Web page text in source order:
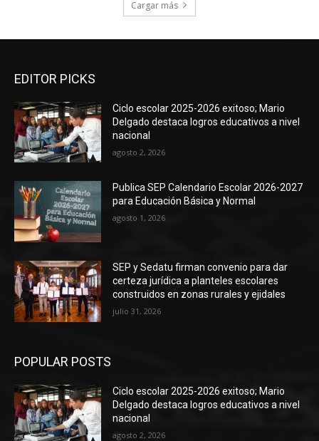
Cargar más
EDITOR PICKS
Ciclo escolar 2025-2026 exitoso; Mario
Delgado destaca logros educativos a nivel
nacional
agosto 2, 2026
Publica SEP Calendario Escolar 2026-2027
para Educación Básica y Normal
agosto 1, 2026
SEP y Sedatu firman convenio para dar
certeza jurídica a planteles escolares
construidos en zonas rurales y ejidales
julio 31, 2026
POPULAR POSTS
Ciclo escolar 2025-2026 exitoso; Mario
Delgado destaca logros educativos a nivel
nacional
agosto 2, 2026